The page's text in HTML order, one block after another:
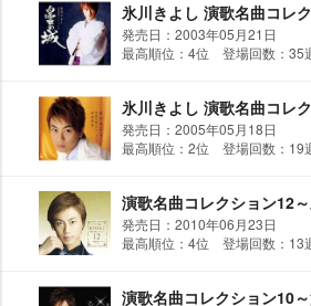
氷川きよし 演歌名曲コレ
発売日：2003年05月21日
最高順位：4位 登場回数：35
氷川きよし 演歌名曲コレ
発売日：2005年05月18日
最高順位：2位 登場回数：19
演歌名曲コレクション12
発売日：2010年06月23日
最高順位：4位 登場回数：13
演歌名曲コレクション10